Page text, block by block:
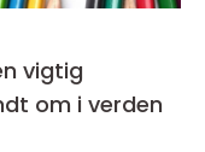
vigtig
om i verden